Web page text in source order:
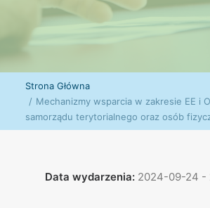
Strona Główna
Mechanizmy wsparcia w zakresie EE i
samorządu terytorialnego oraz osób
Data wydarzenia: 2024-09-24 -